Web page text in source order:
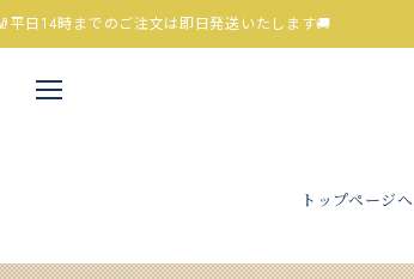
までのご注文は即日発送いたします🚚
トップページへ